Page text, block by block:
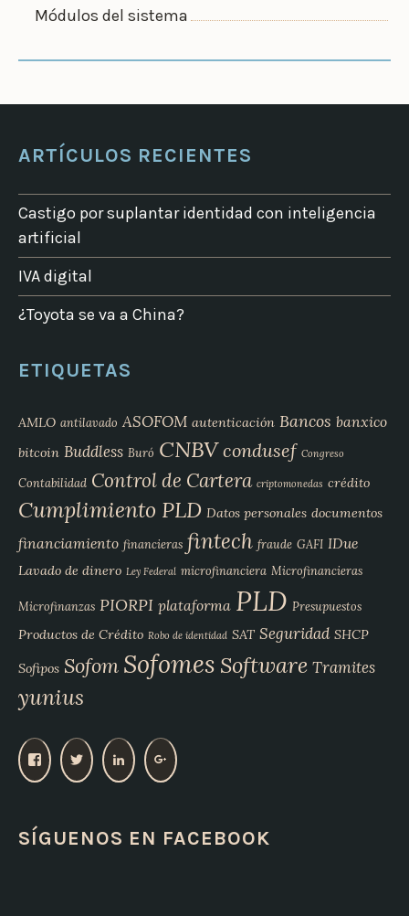
Módulos del sistema
ARTÍCULOS RECIENTES
Castigo por suplantar identidad con inteligencia
artificial
IVA digital
¿Toyota se va a China?
ETIQUETAS
AMLO antilavado ASOFOM autenticación Bancos banxico
bitcoin Buddless Buró CNBVcondusef Congreso
Contabilidad Control de Cartera criptomonedas crédito
Cumplimiento PLD Datos personales documentos
financiamiento financieras fintech fraude GAFI IDue
Lavado de dinero Ley Federal microfinanciera Microfinancieras
Microfinanzas PIORPI plataforma PLD Presupuestos
Productos de Crédito Robo de identidad SAT Seguridad SHCP
Sofipos Sofom Sofomes Software Tramites
yunius
V
p
e
V
e
V
e
V
SÍGUENOS EN FACEBOOK